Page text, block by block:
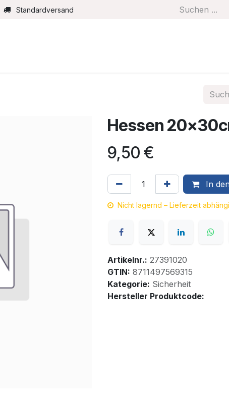
Standardversand
Hessen
9,50 €
In
Nicht lagernd – Lieferzeit
Artikelnr.: 27391020
GTIN: 8711497569315
Kategorie: Sicherheit
Hersteller Produktcode: